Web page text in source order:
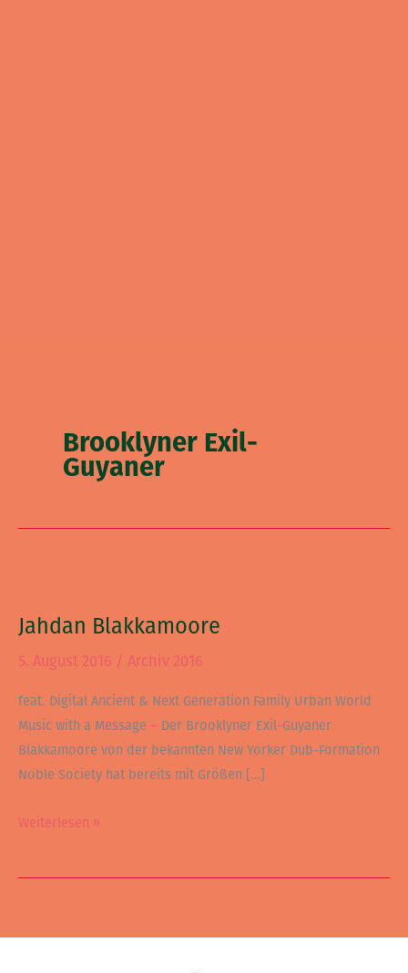
Brooklyner Exil-
Guyaner
Jahdan Blakkamoore
5. August 2016 / Archiv 2016
feat. Digital Ancient & Next Generation Family Urban World
Music with a Message – Der Brooklyner Exil-Guyaner
Blakkamoore von der bekannten New Yorker Dub-Formation
Noble Society hat bereits mit Größen […]
Weiterlesen »